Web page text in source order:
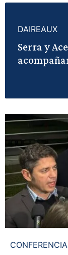
DAIREAUX
Serra y